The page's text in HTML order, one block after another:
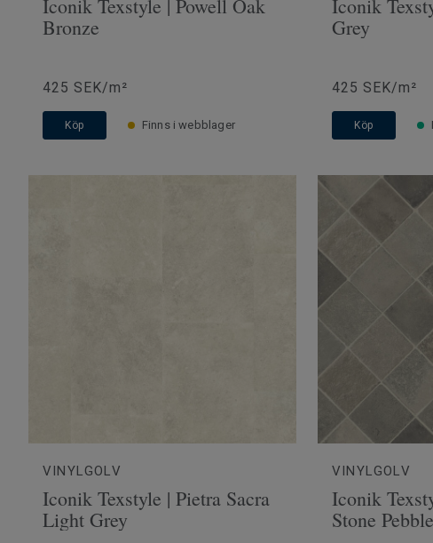
Iconik Texstyle | Powell Oak
Bronze
425 SEK/m²
Köp Finns i webblager
Iconik
Grey
425 SEK/m²
Köp
VINYLGOLV
Iconik Texstyle | Pietra Sacra
Light Grey
VINYLGOLV
Iconik
Stone Pebble